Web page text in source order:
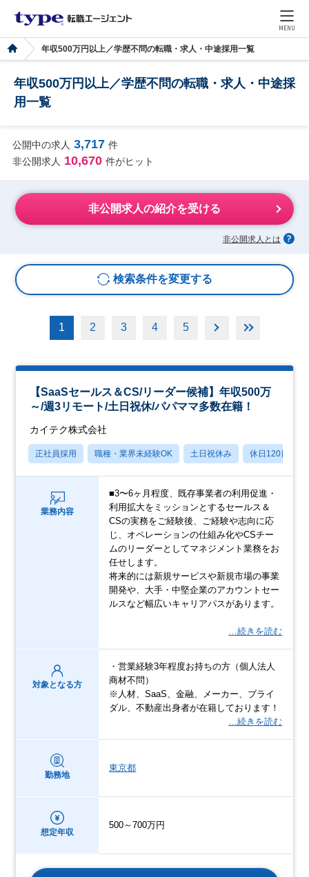
MENU
年収500万円以上／学歴不問の転職・求人・中途採用一覧
年収500万円以上／学歴不問の転職・求人・中途採
用一覧
公開中の求人 3,717 件
非公開求人 10,670 件がヒット
非公開求人の紹介を受ける
非公開求人とは
検索条件を変更する
1 2 3 4 5
【SaaSセールス＆CS/リーダー候補】年収500万
～/週3リモート/土日祝休/パパママ多数在籍！
カイテク株式会社
正社員採用 職種・業界未経験OK 土日祝休み 休日120日以上
業務内容
■3〜6ヶ月程度、既存事業者の利用促進・
利用拡大をミッションとするセールス＆
CSの実務をご経験後、ご経験や志向に応
じ、オペレーションの仕組み化やCSチー
ムのリーダーとしてマネジメント業務をお
任せします。
将来的には新規サービスや新規市場の事業
開発や、大手・中堅企業のアカウントセー
ルスなど幅広いキャリアパスがあります。
…続きを読む
対象となる方
・営業経験3年程度お持ちの方（個人法人
商材不問）
※人材、SaaS、金融、メーカー、ブライ
ダル、不動産出身者が在籍しております！
…続きを読む
勤務地
東京都
想定年収
500～700万円